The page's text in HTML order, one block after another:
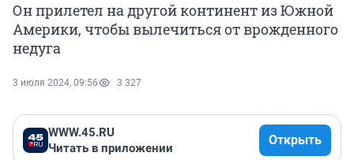
Он прилетел на другой континент из Южной
Америки, чтобы вылечиться от врожденного
недуга
3 июля 2024, 09:56 3 327
WWW.45.RU
Читать в приложении
Открыть